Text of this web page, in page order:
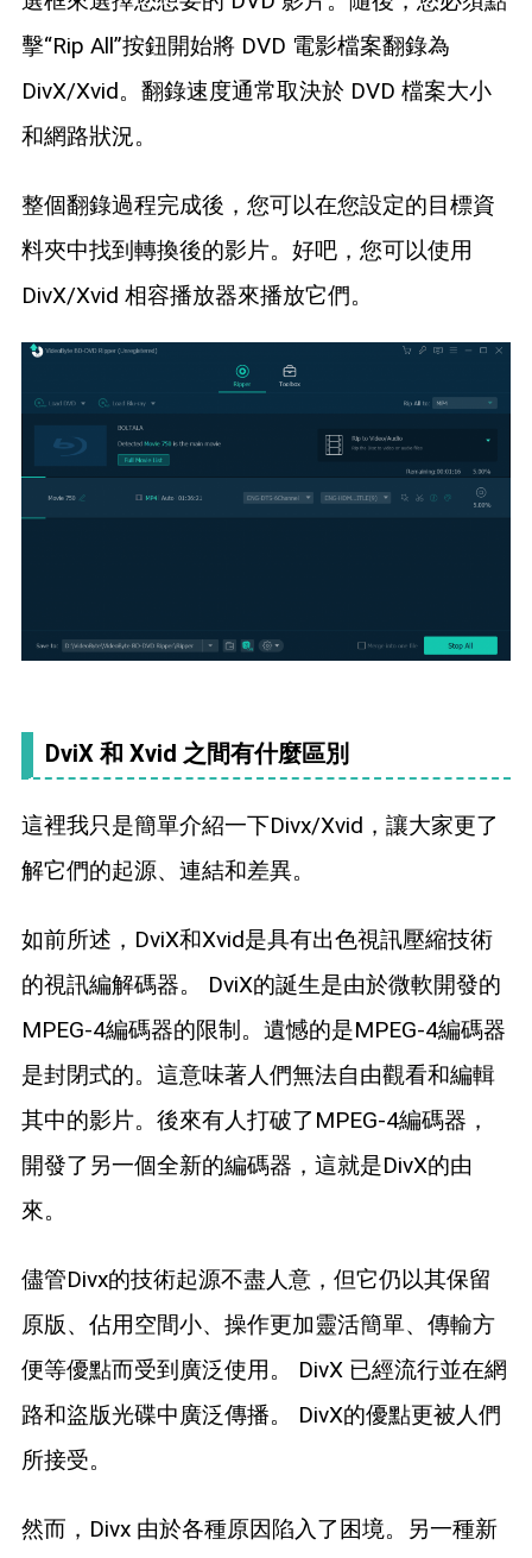
擊“Rip All”按鈕開始將 DVD 電影檔案翻錄為
DivX/Xvid。翻錄速度通常取決於 DVD 檔案大小
和網路狀況。
整個翻錄過程完成後，您可以在您設定的目標資
料夾中找到轉換後的影片。好吧，您可以使用
DivX/Xvid 相容播放器來播放它們。
DviX 和 Xvid 之間有什麼區別
這裡我只是簡單介紹一下Divx/Xvid，讓大家更了
解它們的起源、連結和差異。
如前所述，DviX和Xvid是具有出色視訊壓縮技術
的視訊編解碼器。 DviX的誕生是由於微軟開發的
MPEG-4編碼器的限制。遺憾的是MPEG-4編碼器
是封閉式的。這意味著人們無法自由觀看和編輯
其中的影片。後來有人打破了MPEG-4編碼器，
開發了另一個全新的編碼器，這就是DivX的由
來。
儘管Divx的技術起源不盡人意，但它仍以其保留
原版、佔用空間小、操作更加靈活簡單、傳輸方
便等優點而受到廣泛使用。 DivX 已經流行並在網
路和盜版光碟中廣泛傳播。 DivX的優點更被人們
所接受。
然而，Divx 由於各種原因陷入了困境。另一種新